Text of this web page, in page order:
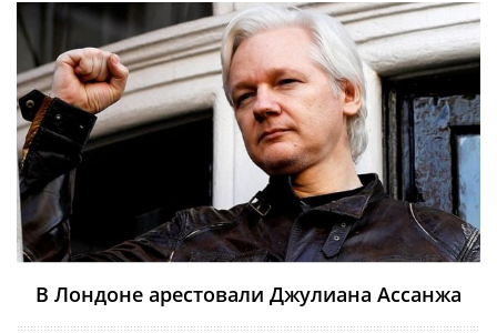
В Лондоне арестовали Джулиана Ассанжа